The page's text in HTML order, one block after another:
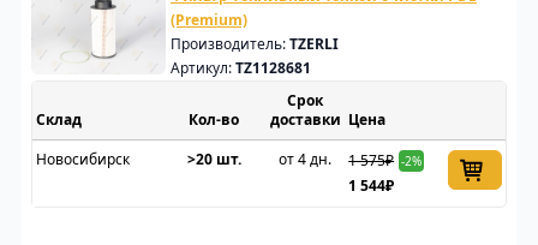
(Premium)
Производитель:TZERLI
Артикул:TZ1128681
Склад
Срок
доставки Цена
Новосибирск
>20 шт. от 4 дн. 1 575₽ -2%
1 544₽